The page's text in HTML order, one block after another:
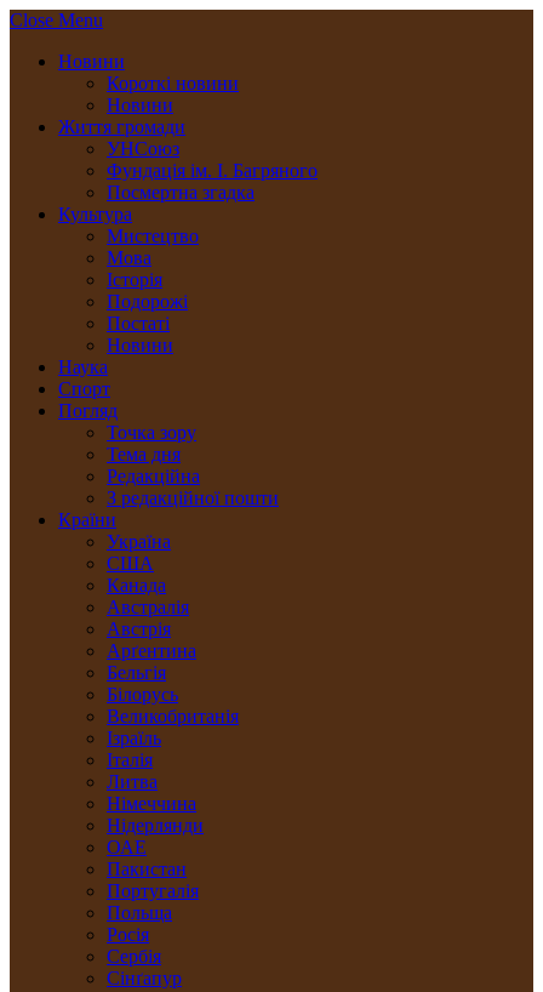
Close Menu
Новини
Короткі новини
Новини
Життя громади
УНСоюз
Фундація ім. І. Багряного
Посмертна згадка
Культура
Мистецтво
Мова
Історія
Подорожі
Постаті
Новини
Наука
Спорт
Погляд
Точка зору
Тема дня
Редакційна
З редакційної пошти
Країни
Україна
США
Канада
Австралія
Австрія
Арґентина
Бельгія
Білорусь
Великобританія
Ізраїль
Італія
Литва
Німеччина
Нідерлянди
ОАЕ
Пакистан
Португалія
Польща
Росія
Сербія
Сінґапур